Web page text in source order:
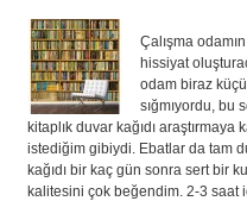
Çalışma
hissiyat
odam biraz
sığmıyordu,
kitaplık duvar kağıdı
istediğim gibiydi. Ebatlar da tam
kağıdı bir kaç gün sonra sert bir
kalitesini çok beğendim. 2-3 saat